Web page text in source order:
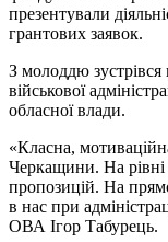
презентували
грантових заявок.
З молоддю зустрівся
військової
обласної влади.
«Класна,
Черкащини. На
пропозицій. На
в нас при
ОВА Ігор Табурець.